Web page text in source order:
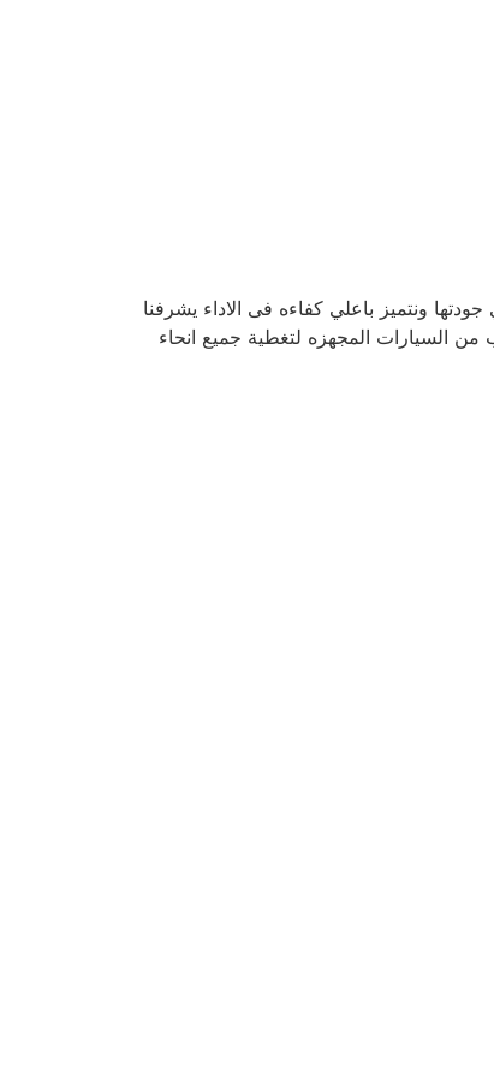
ونتميز باعلي كفاءه فى الاداء يشرفنا
السيارات المجهزه لتغطية جميع انحاء